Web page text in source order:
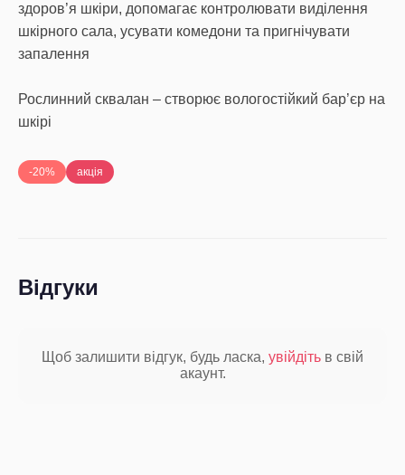
здоров’я шкіри, допомагає контролювати виділення
шкірного сала, усувати комедони та пригнічувати
запалення
Рослинний сквалан – створює вологостійкий бар’єр на
шкірі
-20% акція
Відгуки
Щоб залишити відгук, будь ласка, увійдіть в свій
акаунт.